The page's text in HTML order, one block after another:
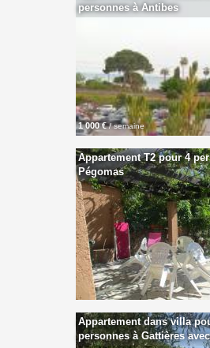
personnes à Antibes
1 000 €/ semaine
Appartement T2 pour 4
Pégomas
Appartement dans villa
personnes à Gattières